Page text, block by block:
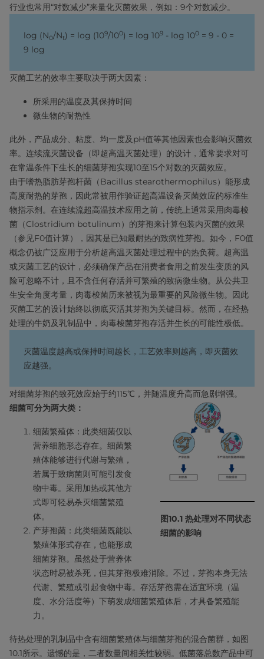
行业也常用“对数减少”来量化灭菌效果，例如：9个对数减少。
log (N0/Nt) = log (109/100) = log 109 - log 100 = 9 - 0 =
9 log
灭菌工艺的效率主要取决于两大因素：
所采用的温度及其保持时间
微生物的耐热性
此外，产品成分、粘度、均一度及pH值等其他因素也会影响灭菌效
率。连续流灭菌设备（即超高温灭菌处理）的设计，通常要求对可
在常温条件下生长的细菌芽孢实现10至15个对数的灭菌效应。
由于嗜热脂肪芽孢杆菌（Bacillus stearothermophilus）能形成
高度耐热的芽孢，因此常被用作验证超高温设备灭菌效应的标准生
物指示剂。在连续流超高温技术应用之前，传统上通常采用肉毒梭
菌（Clostridium botulinum）的芽孢来计算包装内灭菌的效果
（参见F0值计算），因其是已知最耐热的致病性芽孢。如今，F0值
概念仍被广泛应用于分析超高温灭菌处理过程中的热负荷。超高温
或灭菌工艺的设计，必须确保产品在消费者食用之前发生变质的风
险可忽略不计，且不含任何存活并可繁殖的致病微生物。从公共卫
生安全角度考量，肉毒梭菌历来被视为最重要的风险微生物。因此
灭菌工艺的设计始终以彻底灭活其芽孢为关键目标。然而，在经热
处理的牛奶及乳制品中，肉毒梭菌芽孢存活并生长的可能性极低。
灭菌温度越高或保持时间越长，工艺效率则越高，即灭菌效
应越强。
对细菌芽孢的致死效应始于约115℃，并随温度升高而急剧增强。
图10.1 热处理对不同状态
细菌的影响
细菌可分为两大类：
细菌繁殖体：此类细菌仅以
营养细胞形态存在。细菌繁
殖体能够进行代谢与繁殖，
若属于致病菌则可能引发食
物中毒。采用加热或其他方
式即可轻易杀灭细菌繁殖
体。
产芽孢菌：此类细菌既能以
繁殖体形式存在，也能形成
细菌芽孢。虽然处于营养体
状态时易被杀死，但其芽孢极难消除。不过，芽孢本身无法
代谢、繁殖或引起食物中毒。存活芽孢需在适宜环境（温
度、水分活度等）下萌发成细菌繁殖体后，才具备繁殖能
力。
待热处理的乳制品中含有细菌繁殖体与细菌芽孢的混合菌群，如图
10.1所示。遗憾的是，二者数量间相关性较弱。低菌落总数产品中可